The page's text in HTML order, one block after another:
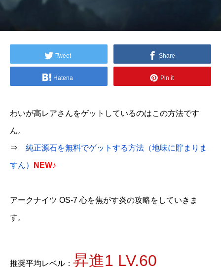
Tweet Share
Hatena Pin it
わいが高レアさんをゲットしているのはこの方法です
ん。
⇒ 純正源石を無料でゲットする方法（地味に貯まりま
すん） NEW♪
アークナイツ OS-7 心を焦がす炎の攻略をしていきま
す。
推奨平均レベル： 昇進1 LV.60